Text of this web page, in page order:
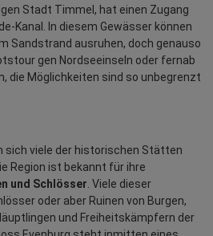
Stadt Timmel, hat einen Zugang
Kanal. In diesem Gewässer können
Sandstrand ausruhen, doch genauso
gen Nordseeinseln oder fernab
die Möglichkeiten sind so unbegrenzt
sich viele der historischen Stätten
und Schlösser . Viele dieser
oder aber Ruinen von Burgen,
und Freiheitskämpfern der